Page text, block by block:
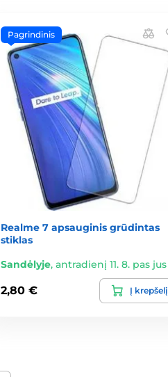
Pagrindinis
Realme 7 apsauginis grūdintas
stiklas
Sandėlyje, antradienį 11. 8. pas jus
2,80 € Į krepšelį